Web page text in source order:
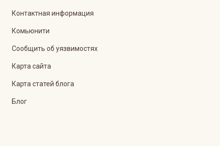
Контактная информация
Комьюнити
Сообщить об уязвимостях
Карта сайта
Карта статей блога
Блог